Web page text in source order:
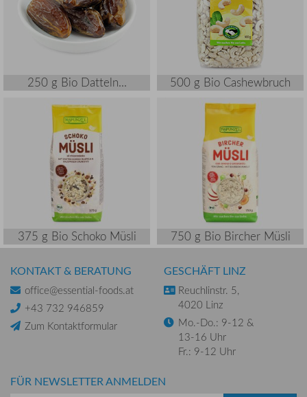
250 g Bio Datteln... 500 g Bio Cashewbruch
375 g Bio Schoko Müsli 750 g Bio Bircher Müsli
KONTAKT & BERATUNG
office@essential-foods.at
+43 732 946859
Zum Kontaktformular
GESCHÄFT LINZ
Reuchlinstr. 5,
4020 Linz
Mo.-Do.: 9-12 &
13-16 Uhr
Fr.: 9-12 Uhr
FÜR NEWSLETTER ANMELDEN